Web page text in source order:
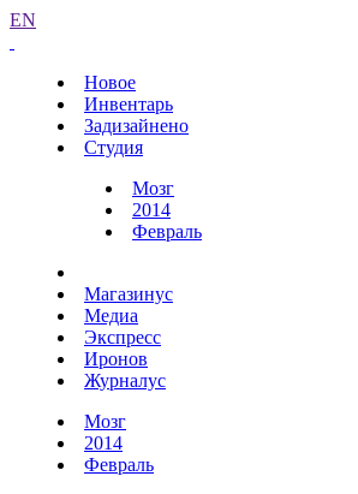
EN
Новое
Инвентарь
Задизайнено
Студия
Мозг
2014
Февраль
Магазинус
Медиа
Экспресс
Иронов
Журналус
Мозг
2014
Февраль